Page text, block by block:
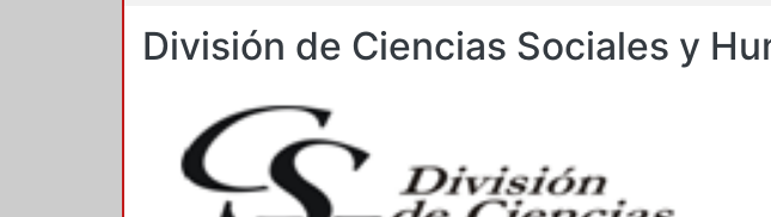
División de Ciencias Sociales y